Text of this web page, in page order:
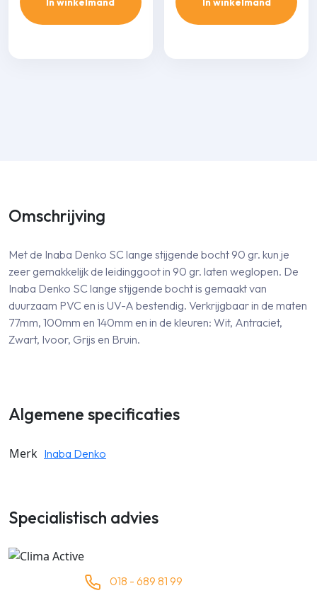
Omschrijving
Met de Inaba Denko SC lange stijgende bocht 90 gr. kun je
zeer gemakkelijk de leidinggoot in 90 gr. laten weglopen. De
Inaba Denko SC lange stijgende bocht is gemaakt van
duurzaam PVC en is UV-A bestendig. Verkrijgbaar in de maten
77mm, 100mm en 140mm en in de kleuren: Wit, Antraciet,
Zwart, Ivoor, Grijs en Bruin.
Algemene specificaties
Merk Inaba Denko
Specialistisch advies
018 - 689 81 99